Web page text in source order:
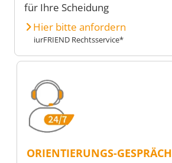
für Ihre Scheidung
Hier bitte anfordern
iurFRIEND Rechtsservice*
ORIENTIERUNGS-GESPRÄCH